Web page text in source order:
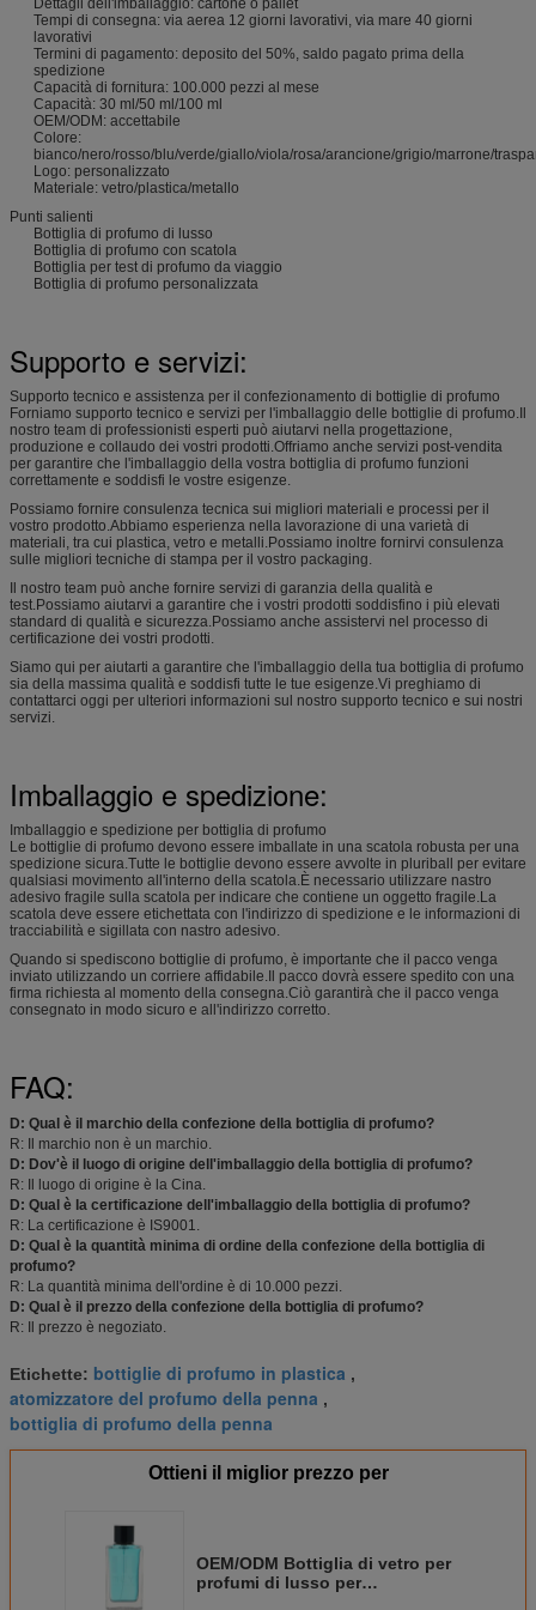
Dettagli dell'imballaggio: cartone o pallet
Tempi di consegna: via aerea 12 giorni lavorativi, via mare 40 giorni
lavorativi
Termini di pagamento: deposito del 50%, saldo pagato prima della
spedizione
Capacità di fornitura: 100.000 pezzi al mese
Capacità: 30 ml/50 ml/100 ml
OEM/ODM: accettabile
Colore:
bianco/nero/rosso/blu/verde/giallo/viola/rosa/arancione/grigio/marrone/
Logo: personalizzato
Materiale: vetro/plastica/metallo
Punti salienti
Bottiglia di profumo di lusso
Bottiglia di profumo con scatola
Bottiglia per test di profumo da viaggio
Bottiglia di profumo personalizzata
Supporto e servizi:
Supporto tecnico e assistenza per il confezionamento di bottiglie di profumo
Forniamo supporto tecnico e servizi per l'imballaggio delle bottiglie di profumo.Il
nostro team di professionisti esperti può aiutarvi nella progettazione,
produzione e collaudo dei vostri prodotti.Offriamo anche servizi post-vendita
per garantire che l'imballaggio della vostra bottiglia di profumo funzioni
correttamente e soddisfi le vostre esigenze.
Possiamo fornire consulenza tecnica sui migliori materiali e processi per il
vostro prodotto.Abbiamo esperienza nella lavorazione di una varietà di
materiali, tra cui plastica, vetro e metalli.Possiamo inoltre fornirvi consulenza
sulle migliori tecniche di stampa per il vostro packaging.
Il nostro team può anche fornire servizi di garanzia della qualità e
test.Possiamo aiutarvi a garantire che i vostri prodotti soddisfino i più elevati
standard di qualità e sicurezza.Possiamo anche assistervi nel processo di
certificazione dei vostri prodotti.
Siamo qui per aiutarti a garantire che l'imballaggio della tua bottiglia di profumo
sia della massima qualità e soddisfi tutte le tue esigenze.Vi preghiamo di
contattarci oggi per ulteriori informazioni sul nostro supporto tecnico e sui nostri
servizi.
Imballaggio e spedizione:
Imballaggio e spedizione per bottiglia di profumo
Le bottiglie di profumo devono essere imballate in una scatola robusta per una
spedizione sicura.Tutte le bottiglie devono essere avvolte in pluriball per evitare
qualsiasi movimento all'interno della scatola.È necessario utilizzare nastro
adesivo fragile sulla scatola per indicare che contiene un oggetto fragile.La
scatola deve essere etichettata con l'indirizzo di spedizione e le informazioni di
tracciabilità e sigillata con nastro adesivo.
Quando si spediscono bottiglie di profumo, è importante che il pacco venga
inviato utilizzando un corriere affidabile.Il pacco dovrà essere spedito con una
firma richiesta al momento della consegna.Ciò garantirà che il pacco venga
consegnato in modo sicuro e all'indirizzo corretto.
FAQ:
D: Qual è il marchio della confezione della bottiglia di profumo?
R: Il marchio non è un marchio.
D: Dov'è il luogo di origine dell'imballaggio della bottiglia di profumo?
R: Il luogo di origine è la Cina.
D: Qual è la certificazione dell'imballaggio della bottiglia di profumo?
R: La certificazione è IS9001.
D: Qual è la quantità minima di ordine della confezione della bottiglia di
profumo?
R: La quantità minima dell'ordine è di 10.000 pezzi.
D: Qual è il prezzo della confezione della bottiglia di profumo?
R: Il prezzo è negoziato.
Etichette: bottiglie di profumo in plastica ,
atomizzatore del profumo della penna ,
bottiglia di profumo della penna
Ottieni il miglior prezzo per
OEM/ODM Bottiglia di vetro per
profumi di lusso per